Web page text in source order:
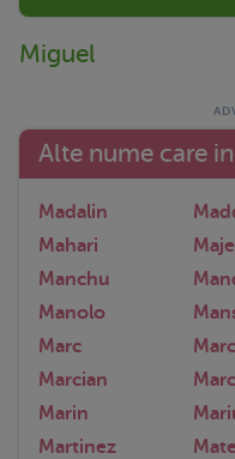
Miguel
Alte nume care
Madalin
Mahari
Manchu
Manolo
Marc
Marcian
Marin
Martinez